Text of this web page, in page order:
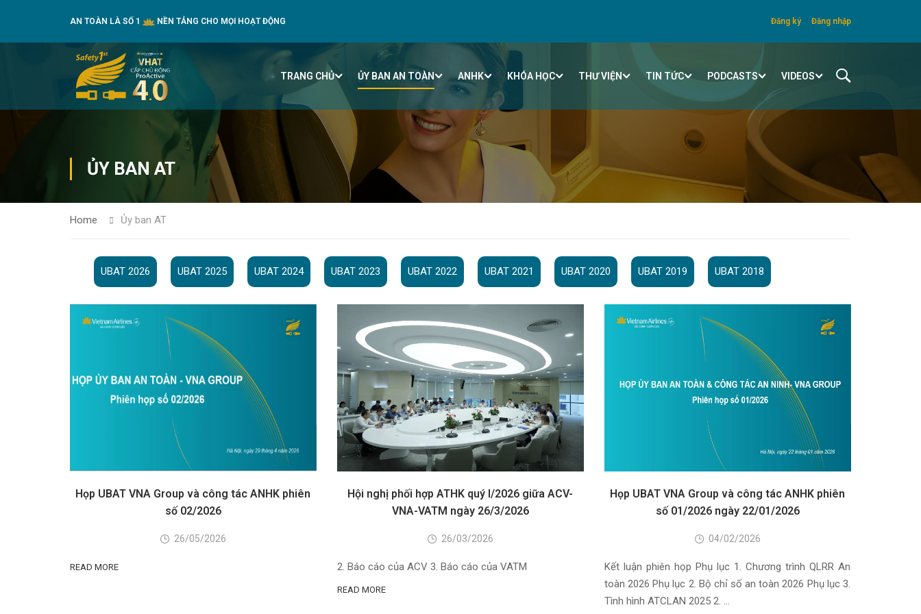
AN TOÀN LÀ SỐ 1 NỀN TẢNG CHO MỌI HOẠT ĐỘNG Đăng ký Đăng nhập
TRANG CHỦ ỦY BAN AN TOÀN ANHK KHÓA HỌC THƯ VIỆN TIN TỨC PODCASTS VIDEOS
ỦY BAN AT
Home Ủy ban AT
UBAT 2026 UBAT 2025 UBAT 2024 UBAT 2023 UBAT 2022 UBAT 2021 UBAT 2020 UBAT 2019 UBAT 2018
Họp UBAT VNA Group và công tác ANHK phiên
số 02/2026
26/05/2026
READ MORE
Hội nghị phối hợp ATHK quý I/2026 giữa ACV-
VNA-VATM ngày 26/3/2026
26/03/2026
2. Báo cáo của ACV 3. Báo cáo của VATM
READ MORE
Họp UBAT VNA Group và công tác ANHK phiên
số 01/2026 ngày 22/01/2026
04/02/2026
Kết luận phiên họp Phụ lục 1. Chương trình QLRR An
toàn 2026 Phụ lục 2. Bộ chỉ số an toàn 2026 Phụ lục 3.
Tình hình ATCLAN 2025 2. …